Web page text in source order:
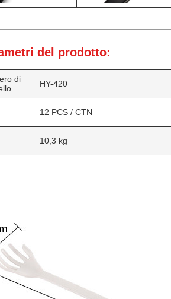
del prodotto:
di
HY-420
12 PCS / CTN
10,3 kg